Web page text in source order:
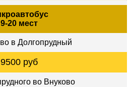
9-20 мест
в Долгопрудный
9500 руб
во Внуково